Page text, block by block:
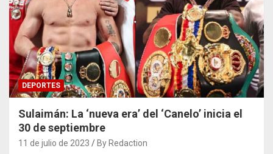
DEPORTES
Sulaimán: La ‘nueva era’ del ‘Canelo’ inicia el
30 de septiembre
11 de julio de 2023 By Redaction